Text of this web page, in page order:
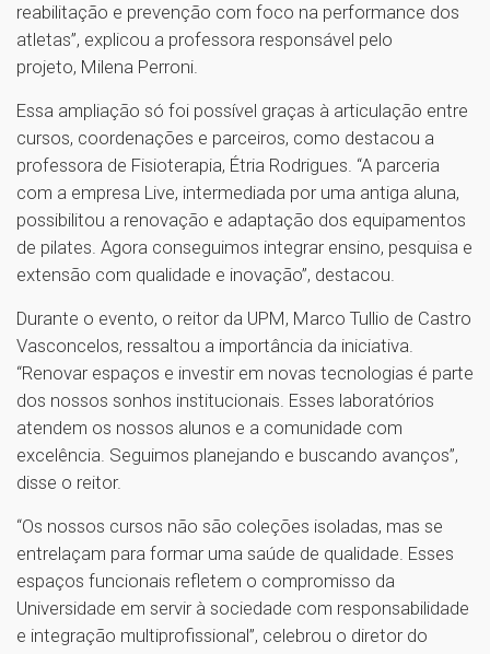
reabilitação e prevenção com foco na performance dos
atletas”, explicou a professora responsável pelo
projeto, Milena Perroni.
Essa ampliação só foi possível graças à articulação entre
cursos, coordenações e parceiros, como destacou a
professora de Fisioterapia, Étria Rodrigues. “A parceria
com a empresa Live, intermediada por uma antiga aluna,
possibilitou a renovação e adaptação dos equipamentos
de pilates. Agora conseguimos integrar ensino, pesquisa e
extensão com qualidade e inovação”, destacou.
Durante o evento, o reitor da UPM, Marco Tullio de Castro
Vasconcelos, ressaltou a importância da iniciativa.
“Renovar espaços e investir em novas tecnologias é parte
dos nossos sonhos institucionais. Esses laboratórios
atendem os nossos alunos e a comunidade com
excelência. Seguimos planejando e buscando avanços”,
disse o reitor.
“Os nossos cursos não são coleções isoladas, mas se
entrelaçam para formar uma saúde de qualidade. Esses
espaços funcionais refletem o compromisso da
Universidade em servir à sociedade com responsabilidade
e integração multiprofissional”, celebrou o diretor do